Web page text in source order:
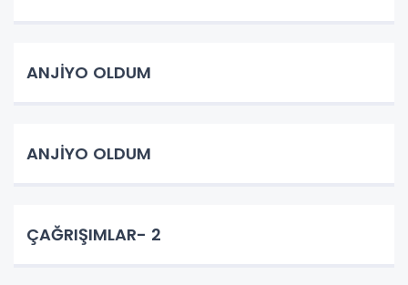
ANJİYO OLDUM
ANJİYO OLDUM
ÇAĞRIŞIMLAR- 2